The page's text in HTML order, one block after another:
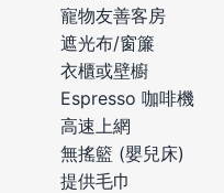
寵物友善客房
遮光布/窗簾
衣櫃或壁櫥
Espresso 咖啡機
高速上網
無搖籃 (嬰兒床)
提供毛巾